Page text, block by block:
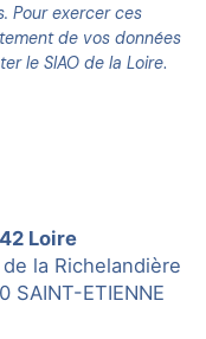
Pour exercer ces
de vos données
le SIAO de la Loire.
Loire
la Richelandière
SAINT-ETIENNE